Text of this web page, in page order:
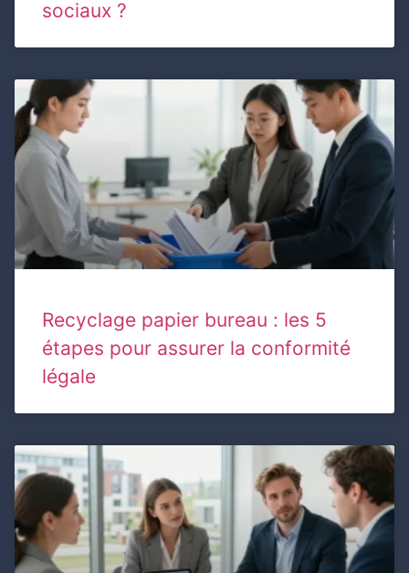
sociaux ?
Recyclage papier bureau : les 5
étapes pour assurer la conformité
légale